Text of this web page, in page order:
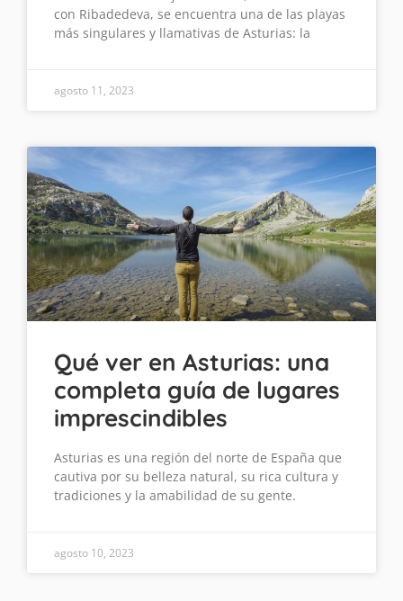
con Ribadedeva, se encuentra una de las playas
más singulares y llamativas de Asturias: la
agosto 11, 2023
Qué ver en Asturias: una
completa guía de lugares
imprescindibles
Asturias es una región del norte de España que
cautiva por su belleza natural, su rica cultura y
tradiciones y la amabilidad de su gente.
agosto 10, 2023